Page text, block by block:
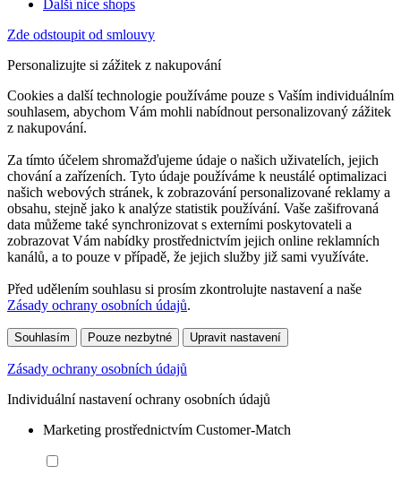
Další nice shops
Zde odstoupit od smlouvy
Personalizujte si zážitek z nakupování
Cookies a další technologie používáme pouze s Vaším individuálním
souhlasem, abychom Vám mohli nabídnout personalizovaný zážitek
z nakupování.
Za tímto účelem shromažďujeme údaje o našich uživatelích, jejich
chování a zařízeních. Tyto údaje používáme k neustálé optimalizaci
našich webových stránek, k zobrazování personalizované reklamy a
obsahu, stejně jako k analýze statistik používání. Vaše zašifrovaná
data můžeme také synchronizovat s externími poskytovateli a
zobrazovat Vám nabídky prostřednictvím jejich online reklamních
kanálů, a to pouze v případě, že jejich služby již sami využíváte.
Před udělením souhlasu si prosím zkontrolujte nastavení a naše
Zásady ochrany osobních údajů.
Souhlasím Pouze nezbytné Upravit nastavení
Zásady ochrany osobních údajů
Individuální nastavení ochrany osobních údajů
Marketing prostřednictvím Customer-Match